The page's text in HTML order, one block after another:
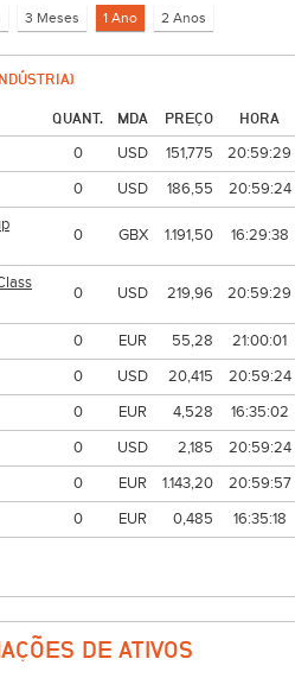
QUANT. MDA PREÇO
HORA
0 USD 151,775
20:59:29
0 USD 186,55
20:59:24
0 GBX 1.191,50 16:29:38
0 USD 219,96 20:59:29
0 EUR 55,28
21:00:01
0 USD 20,415
20:59:24
0 EUR 4,528
16:35:02
0 USD 2,185
20:59:24
0 EUR 1.143,20
20:59:57
0 EUR 0,485
16:35:18
DE ATIVOS